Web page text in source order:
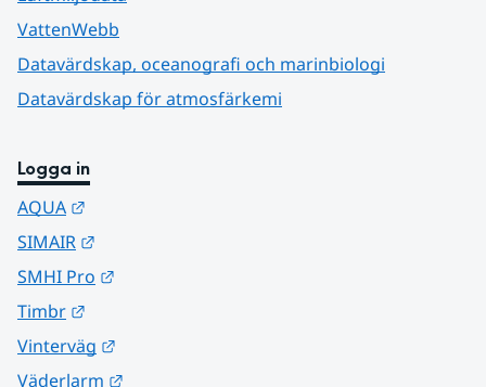
VattenWebb
Datavärdskap, oceanografi och marinbiologi
Datavärdskap för atmosfärkemi
Logga in
AQUA
SIMAIR
SMHI Pro
Timbr
Vinterväg
Väderlarm